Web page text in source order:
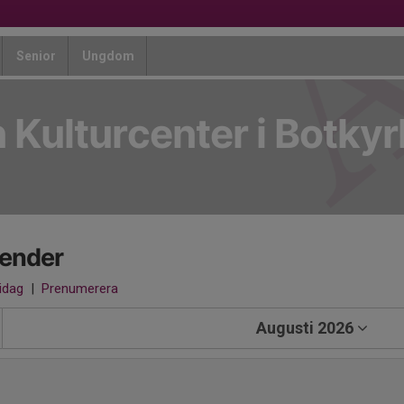
Senior Ungdom
Kulturcenter i
| Prenumerera
Augusti 2026